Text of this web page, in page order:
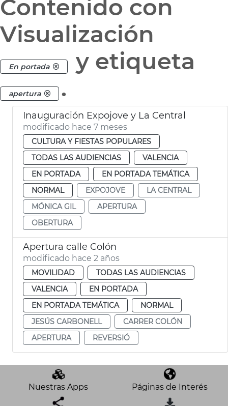
Contenido con
Visualización
En portada y etiqueta
apertura .
Inauguración Expojove y La Central
modificado hace 7 meses
CULTURA Y FIESTAS POPULARES
TODAS LAS AUDIENCIAS
VALENCIA
EN PORTADA
EN PORTADA TEMÁTICA
NORMAL
EXPOJOVE
LA CENTRAL
MÓNICA GIL
APERTURA
OBERTURA
Apertura calle Colón
modificado hace 2 años
MOVILIDAD
TODAS LAS AUDIENCIAS
VALENCIA
EN PORTADA
EN PORTADA TEMÁTICA
NORMAL
JESÚS CARBONELL
CARRER COLÓN
APERTURA
REVERSIÓ
Nuestras Apps Páginas de Interés